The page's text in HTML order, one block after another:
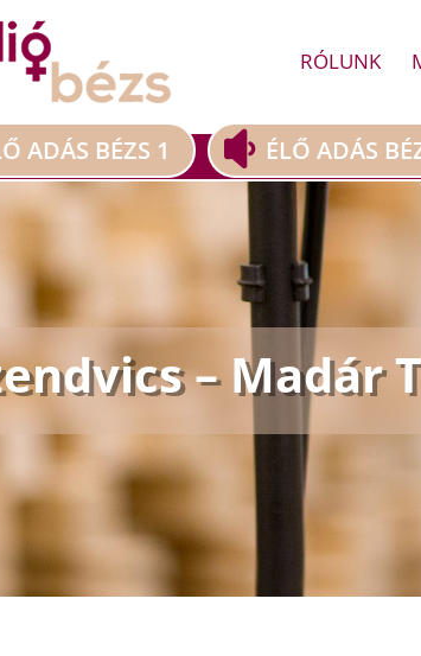
RÓLUNK
ADÁS BÉZS 1 ÉLŐ ADÁS
– Madár